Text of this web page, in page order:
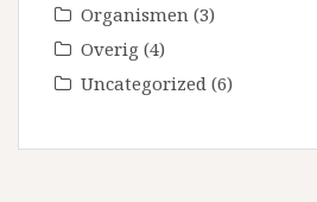
Organismen (3)
Overig (4)
Uncategorized (6)